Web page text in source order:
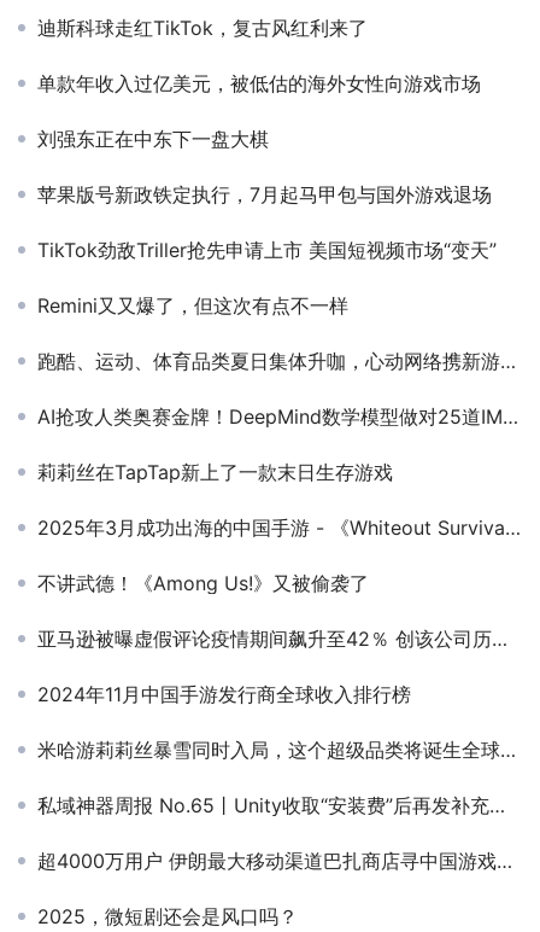
迪斯科球走红TikTok，复古风红利来了
单款年收入过亿美元，被低估的海外女性向游戏市场
刘强东正在中东下一盘大棋
苹果版号新政铁定执行，7月起马甲包与国外游戏退场
TikTok劲敌Triller抢先申请上市 美国短视频市场“变天”
Remini又又爆了，但这次有点不一样
跑酷、运动、体育品类夏日集体升咖，心动网络携新游重新杀入出榜丨六月榜单解读
AI抢攻人类奥赛金牌！DeepMind数学模型做对25道IMO几何题，GPT-4惨败得0分
莉莉丝在TapTap新上了一款末日生存游戏
2025年3月成功出海的中国手游 - 《Whiteout Survival》稳居收入榜首，《PUBG MOBILE》夺得增长冠军
不讲武德！《Among Us!》又被偷袭了
亚马逊被曝虚假评论疫情期间飙升至42％ 创该公司历史新高
2024年11月中国手游发行商全球收入排行榜
米哈游莉莉丝暴雪同时入局，这个超级品类将诞生全球爆款？
私域神器周报 No.65丨Unity收取“安装费”后再发补充声明 Shein在英状告Temu
超4000万用户 伊朗最大移动渠道巴扎商店寻中国游戏产品合作
2025，微短剧还会是风口吗？